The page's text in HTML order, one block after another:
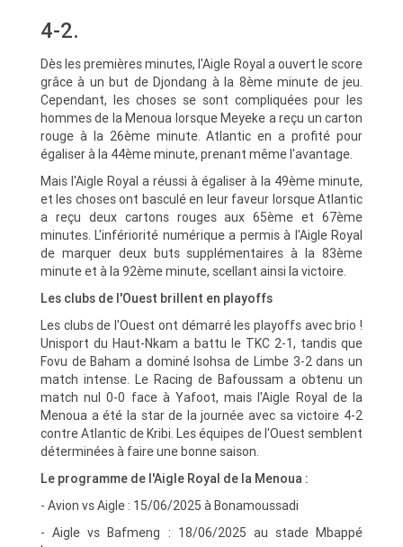
4-2.
Dès les premières minutes, l'Aigle Royal a ouvert le score
grâce à un but de Djondang à la 8ème minute de jeu.
Cependant, les choses se sont compliquées pour les
hommes de la Menoua lorsque Meyeke a reçu un carton
rouge à la 26ème minute. Atlantic en a profité pour
égaliser à la 44ème minute, prenant même l'avantage.
Mais l'Aigle Royal a réussi à égaliser à la 49ème minute,
et les choses ont basculé en leur faveur lorsque Atlantic
a reçu deux cartons rouges aux 65ème et 67ème
minutes. L'infériorité numérique a permis à l'Aigle Royal
de marquer deux buts supplémentaires à la 83ème
minute et à la 92ème minute, scellant ainsi la victoire.
Les clubs de l'Ouest brillent en playoffs
Les clubs de l'Ouest ont démarré les playoffs avec brio !
Unisport du Haut-Nkam a battu le TKC 2-1, tandis que
Fovu de Baham a dominé Isohsa de Limbe 3-2 dans un
match intense. Le Racing de Bafoussam a obtenu un
match nul 0-0 face à Yafoot, mais l'Aigle Royal de la
Menoua a été la star de la journée avec sa victoire 4-2
contre Atlantic de Kribi. Les équipes de l'Ouest semblent
déterminées à faire une bonne saison.
Le programme de l'Aigle Royal de la Menoua :
- Avion vs Aigle : 15/06/2025 à Bonamoussadi
- Aigle vs Bafmeng : 18/06/2025 au stade Mbappé